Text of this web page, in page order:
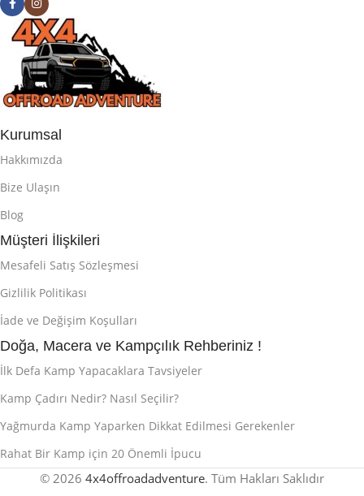
Kurumsal
Hakkımızda
Bize Ulaşın
Blog
Müşteri İlişkileri
Mesafeli Satış Sözleşmesi
Gizlilik Politikası
İade ve Değişim Koşulları
Doğa, Macera ve Kampçılık Rehberiniz !
İlk Defa Kamp Yapacaklara Tavsiyeler
Kamp Çadırı Nedir? Nasıl Seçilir?
Yağmurda Kamp Yaparken Dikkat Edilmesi Gerekenler
Rahat Bir Kamp için 20 Önemli İpucu
© 2026 4x4offroadadventure. Tüm Hakları Saklıdır